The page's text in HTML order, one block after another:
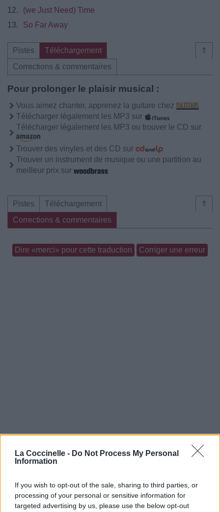
La Coccinelle - Do Not Process My Personal
Information
If you wish to opt-out of the sale, sharing to third parties, or
processing of your personal or sensitive information for
targeted advertising by us, please use the below opt-out
12.
(we Just Need) Time
13.
So Far Away
⇑
Pistes
Téléchargement
Corrections & commentaires
Pour prolonger le plaisir musical :
Vous aimez chanter, apprenez la guitare chez
Télécharger légalement les MP3 sur
Télécharger légalement les MP3 ou trouver le CD sur
Trouver des vinyles et des CD sur
Trouver un instrument de musique ou une partition au
meilleur prix sur
⇑
Pistes
Téléchargement
Corrections & commentaires
Dire «merci» pour cette traduction Corriger une erreur